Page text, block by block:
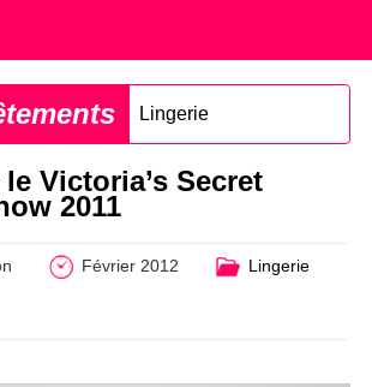
Lingerie
Victoria’s Secret
2011
Février 2012 Lingerie